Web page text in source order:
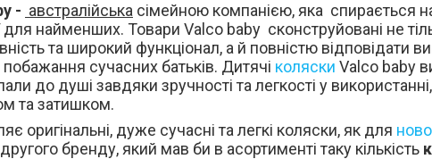
- австралійська сімейною компанією, яка спирається
для найменших. Товари Valco baby сконструйовані не
та широкий функціонал, а й повністю відповідати
побажання сучасних батьків. Дитячі коляски Valco baby
до душі завдяки зручності та легкості у
та затишком.
оригінальні, дуже сучасні та легкі коляски, як для
бренду, який мав би в асортименті таку кількість